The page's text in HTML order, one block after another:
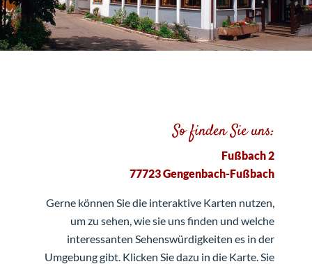
So finden Sie uns:
Fußbach 2
77723 Gengenbach-Fußbach
Gerne können Sie die interaktive Karten nutzen,
um zu sehen, wie sie uns finden und welche
interessanten Sehenswürdigkeiten es in der
Umgebung gibt. Klicken Sie dazu in die Karte. Sie